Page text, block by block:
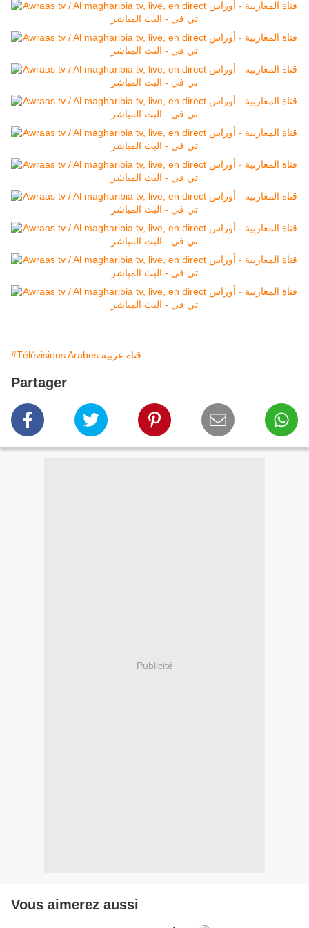
#Télévisions Arabes قناة عربية
Partager
Publicité
Vous aimerez aussi